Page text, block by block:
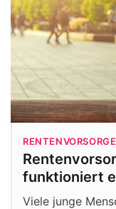
RENTENVORSORGE
funktioniert
Viele junge